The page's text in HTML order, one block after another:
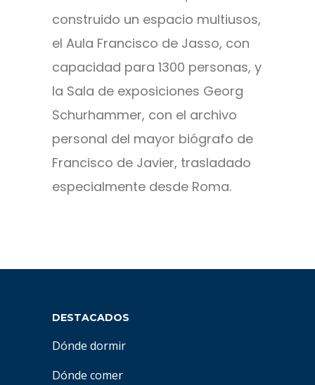
construido un espacio multiusos,
el Aula Francisco de Jasso, con
capacidad para 1300 personas, y
la Sala de exposiciones Georg
Schurhammer, con el archivo
personal del mayor biógrafo de
Francisco de Javier, trasladado
especialmente desde Roma.
DESTACADOS
Dónde dormir
Dónde comer